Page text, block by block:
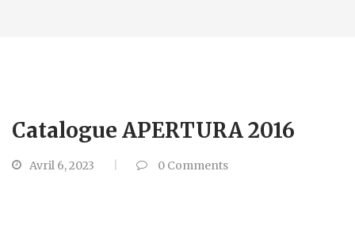
Catalogue APERTURA 2016
Avril 6, 2023 0 Comments